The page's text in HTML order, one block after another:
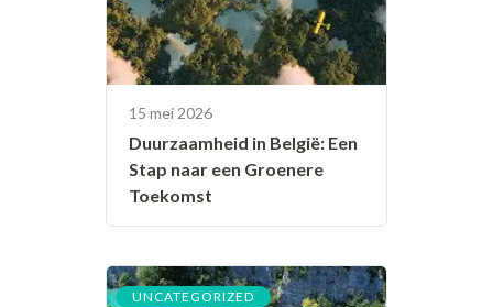
15 mei 2026
Duurzaamheid in België: Een
Stap naar een Groenere
Toekomst
UNCATEGORIZED